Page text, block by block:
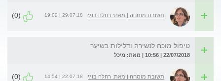
תשובת מומחה | מאת: רחלה בוגין 29.07.18 | 19:02
(0)
טיפול מוכח לנשירה ודלילות בשיער
22/07/2018 | 10:56 | מאת: מיכל
תשובת מומחה | מאת: רחלה בוגין 22.07.18 | 14:54
(0)